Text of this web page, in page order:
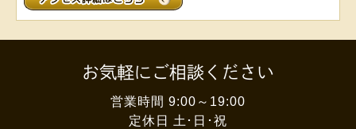
お気軽にご相談ください
営業時間 9:00～19:00
定休日 土･日･祝